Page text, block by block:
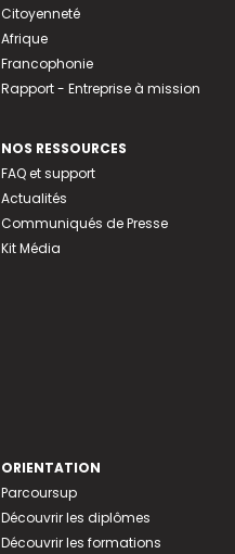
Citoyenneté
Afrique
Francophonie
Rapport - Entreprise à mission
NOS RESSOURCES
FAQ et support
Actualités
Communiqués de Presse
Kit Média
ORIENTATION
Parcoursup
Découvrir les diplômes
Découvrir les formations